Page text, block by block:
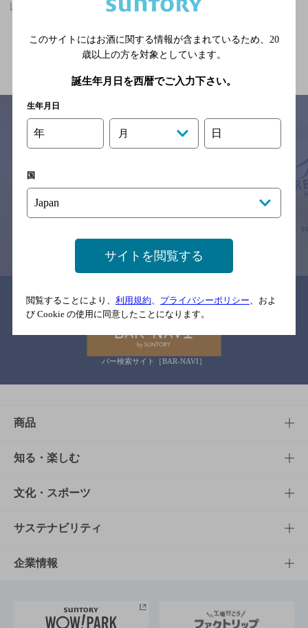
以上～5,000円未満,個室ありのお店
関連ページ
※それぞれのお店のメニューや営業時間などの掲載情報については、
予告なしに変更されることがありますので、
念のためお店にご確認の上ご来店くださいますようお願い申し上げま
情報提供：ぐるなび
関連リンク
バー検索サイト［BAR-NAVI］
商品
商品TOP
商品一覧
商品発売情報
栄養成分一覧
知る・楽しむ
知る・楽しむTOP
キャンペーン
工場見学
文化・スポーツ
文化・スポーツTOP
サントリーホール
サステナビリティ
サステナビリティTOP
企業情報
このサイトにはお酒に関する情報が含まれているため、 20
歳以上の方を対象としています。
誕生年月日を西暦でご入力下さい。
生年月日
年 月 日
国
サイトを閲覧する
閲覧することにより、 利用規約、 プライバシーポリシー、およ
び Cookie の使用に同意したことになります。